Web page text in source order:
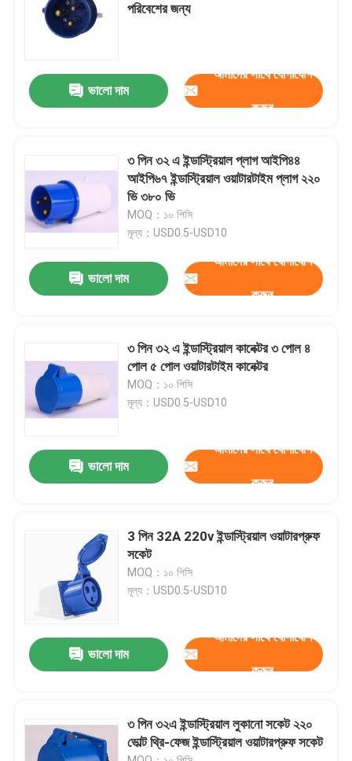
আমাদের সম্পর্কে
কারখানা ভ্রমণ
যোগাযোগ করুন
উদ্ধৃতির জন্য আবেদন
শিল্প অটোমেশন পণ্য
পিএলসি তারগুলি এবং সংযোজকগুলির
পরিবেশের জন্য
ভালো দাম
আমাদের সাথে যোগাযোগ
করুন
৩ পিন ৩২ এ ইন্ডাস্ট্রিয়াল প্লাগ আইপি৪৪
আইপি৬৭ ইন্ডাস্ট্রিয়াল ওয়াটারটাইম প্লাগ ২২০
ভি ৩৮০ ভি
MOQ：১০ পিসি
মূল্য：USD0.5-USD10
ভালো দাম
আমাদের সাথে যোগাযোগ
করুন
৩ পিন ৩২ এ ইন্ডাস্ট্রিয়াল কানেক্টর ৩ পোল ৪
পোল ৫ পোল ওয়াটারটাইম কানেক্টর
MOQ：১০ পিসি
মূল্য：USD0.5-USD10
ভালো দাম
আমাদের সাথে যোগাযোগ
করুন
3 পিন 32A 220v ইন্ডাস্ট্রিয়াল ওয়াটারপ্রুফ
সকেট
MOQ：১০ পিসি
মূল্য：USD0.5-USD10
ভালো দাম
আমাদের সাথে যোগাযোগ
করুন
৩ পিন ৩২এ ইন্ডাস্ট্রিয়াল লুকানো সকেট ২২০
ভোল্ট থ্রি-ফেজ ইন্ডাস্ট্রিয়াল ওয়াটারপ্রুফ সকেট